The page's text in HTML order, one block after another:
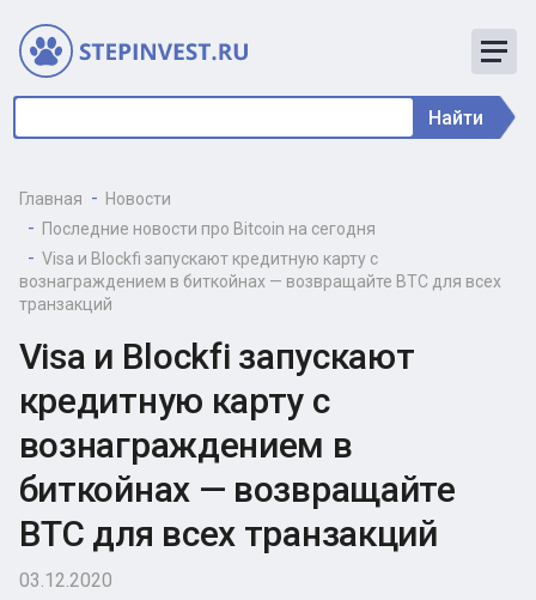
Найти
Главная
Новости
Последние новости про Bitcoin на сегодня
Visa и Blockfi запускают кредитную карту с
вознаграждением в биткойнах — возвращайте BTC для всех
транзакций
Visa и Blockfi запускают
кредитную карту с
вознаграждением в
биткойнах — возвращайте
BTC для всех транзакций
03.12.2020